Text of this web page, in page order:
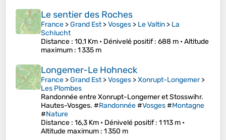
Le sentier des Roches
France >Grand Est>Vosges > Le Valtin > La
Schlucht
Distance : 10,1 Km • Dénivelé positif: 688 m •Altitude
maximum : 1 335 m
Longemer-Le Hohneck
France >Grand Est>Vosges >Xonrupt-Longemer>
Les Plombes
Randonnée entre Xonrupt-Longemer et Stosswihr.
Hautes-Vosges. #Randonnée#Vosges#Montagne
#Nature
Distance : 16,3 Km • Dénivelé positif: 1 113 m •
Altitude maximum : 1 350 m